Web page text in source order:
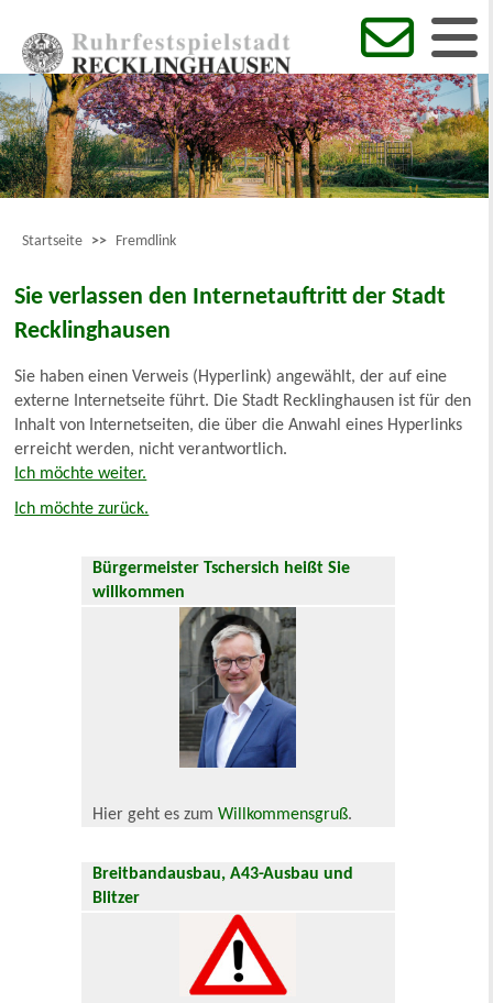
Startseite >> Fremdlink
Sie verlassen den Internetauftritt der Stadt
Recklinghausen
Sie haben einen Verweis (Hyperlink) angewählt, der auf eine
externe Internetseite führt. Die Stadt Recklinghausen ist für den
Inhalt von Internetseiten, die über die Anwahl eines Hyperlinks
erreicht werden, nicht verantwortlich.
Ich möchte weiter.
Ich möchte zurück.
Bürgermeister Tschersich heißt Sie
willkommen
Hier geht es zumWillkommensgruß.
Breitbandausbau, A43-Ausbau und
Blitzer